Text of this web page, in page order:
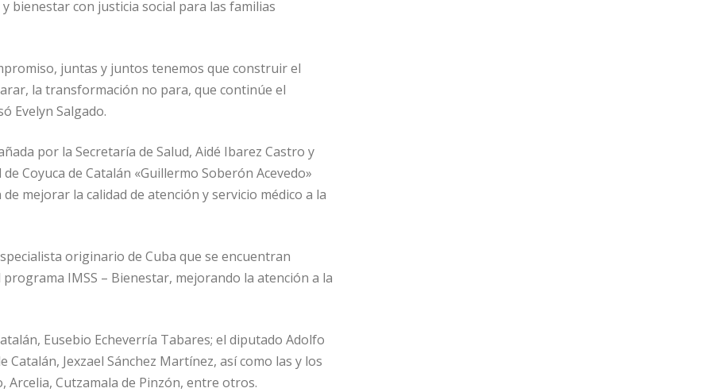
con justicia social para las familias
juntas y juntos tenemos que construir el
la transformación no para, que continúe el
Evelyn Salgado.
por la Secretaría de Salud, Aidé Ibarez Castro y
Coyuca de Catalán «Guillermo Soberón Acevedo»
mejorar la calidad de atención y servicio médico a la
originario de Cuba que se encuentran
IMSS – Bienestar, mejorando la atención a la
Eusebio Echeverría Tabares; el diputado Adolfo
Jexzael Sánchez Martínez, así como las y los
Cutzamala de Pinzón, entre otros.